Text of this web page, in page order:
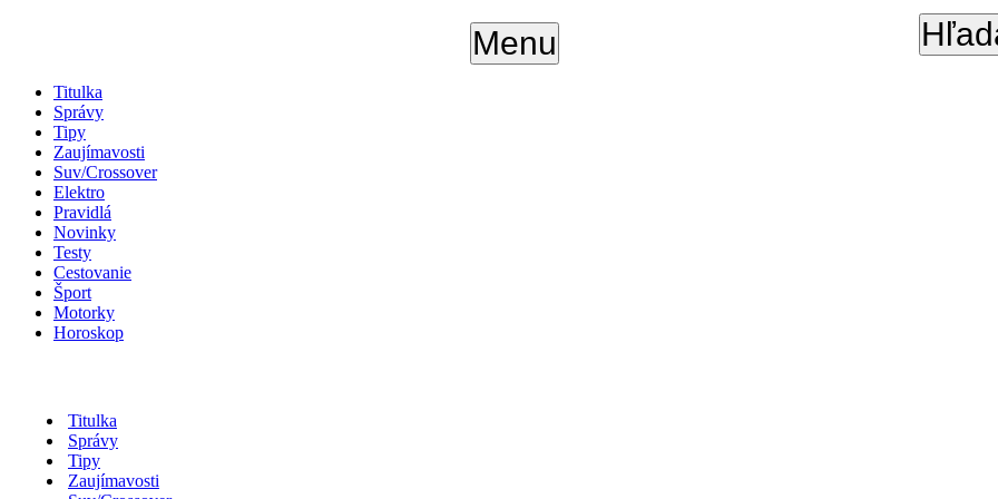
Menu
Titulka
Správy
Tipy
Zaujímavosti
Suv/Crossover
Elektro
Pravidlá
Novinky
Testy
Cestovanie
Šport
Motorky
Horoskop
Titulka
Správy
Tipy
Zaujímavosti